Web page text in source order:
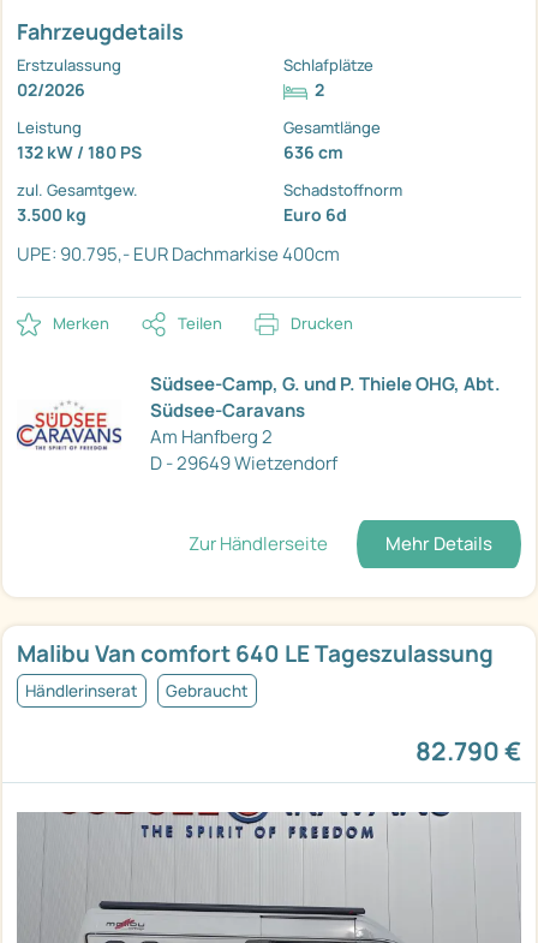
Fahrzeugdetails
Erstzulassung
02/2026
Schlafplätze
2
Leistung
132 kW / 180 PS
Gesamtlänge
636 cm
zul. Gesamtgew.
3.500 kg
Schadstoffnorm
Euro 6d
UPE: 90.795,- EURDachmarkise 400cm
Merken Teilen Drucken
Südsee-Camp, G. und P. Thiele OHG, Abt.
Südsee-Caravans
Am Hanfberg 2
D - 29649 Wietzendorf
Zur Händlerseite Mehr Details
Malibu Van comfort 640 LE Tageszulassung
Händlerinserat Gebraucht
82.790 €